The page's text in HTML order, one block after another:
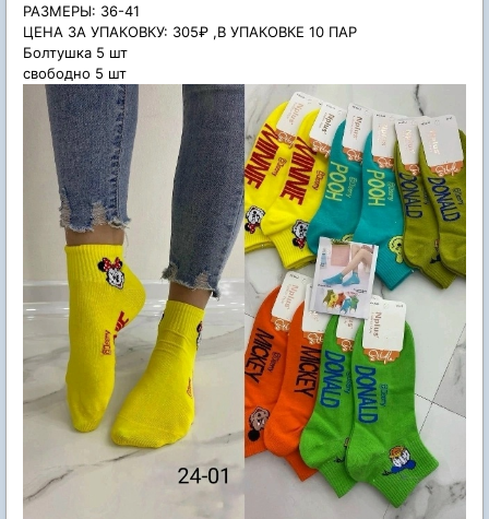
РАЗМЕРЫ: 36-41
ЦЕНА ЗА УПАКОВКУ: 305₽ ,В УПАКОВКЕ 10 ПАР
Болтушка 5 шт
свободно 5 шт